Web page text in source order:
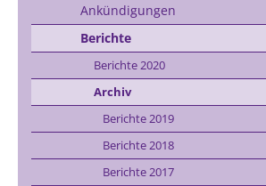
Ankündigungen
Berichte
Berichte 2020
Archiv
Berichte 2019
Berichte 2018
Berichte 2017